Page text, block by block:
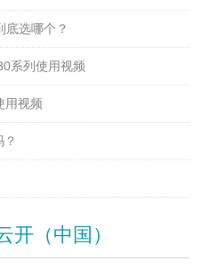
选哪个？
系列使用视频
用视频
开（中国）